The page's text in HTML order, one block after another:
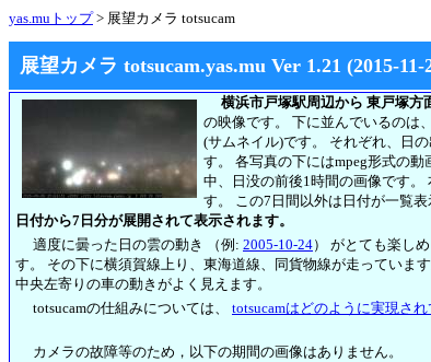
yas.muトップ> 展望カメラ totsucam
展望カメラ totsucam.yas.mu Ver 1.21 (2015-11-
横浜市戸塚駅周辺から 東戸塚方
の映像です。 下に並んでいるのは
(サムネイル)です。 それぞれ、日
す。 各写真の下にはmpeg形式の
中、日没の前後1時間の画像です。
す。 この7日間以外は日付が一覧表
日付から7日分が展開されて表示されます。
適度に曇った日の雲の動き （例: 2005-10-24） がとても楽し
す。 その下に横須賀線上り、東海道線、同貨物線が走っていま
中央左寄りの車の動きがよく見えます。
totsucamの仕組みについては、 totsucamはどのように実現さ
カメラの故障等のため，以下の期間の画像はありません。